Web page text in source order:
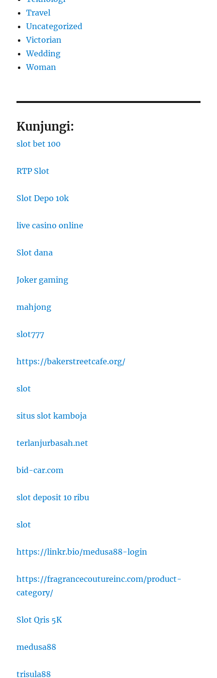
Travel
Uncategorized
Victorian
Wedding
Woman
Kunjungi:
slot bet 100
RTP Slot
Slot Depo 10k
live casino online
Slot dana
Joker gaming
mahjong
slot777
https://bakerstreetcafe.org/
slot
situs slot kamboja
terlanjurbasah.net
bid-car.com
slot deposit 10 ribu
slot
https://linkr.bio/medusa88-login
https://fragrancecoutureinc.com/product-
category/
Slot Qris 5K
medusa88
trisula88